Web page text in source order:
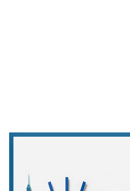
الأنظمة الذكية
الإعلام